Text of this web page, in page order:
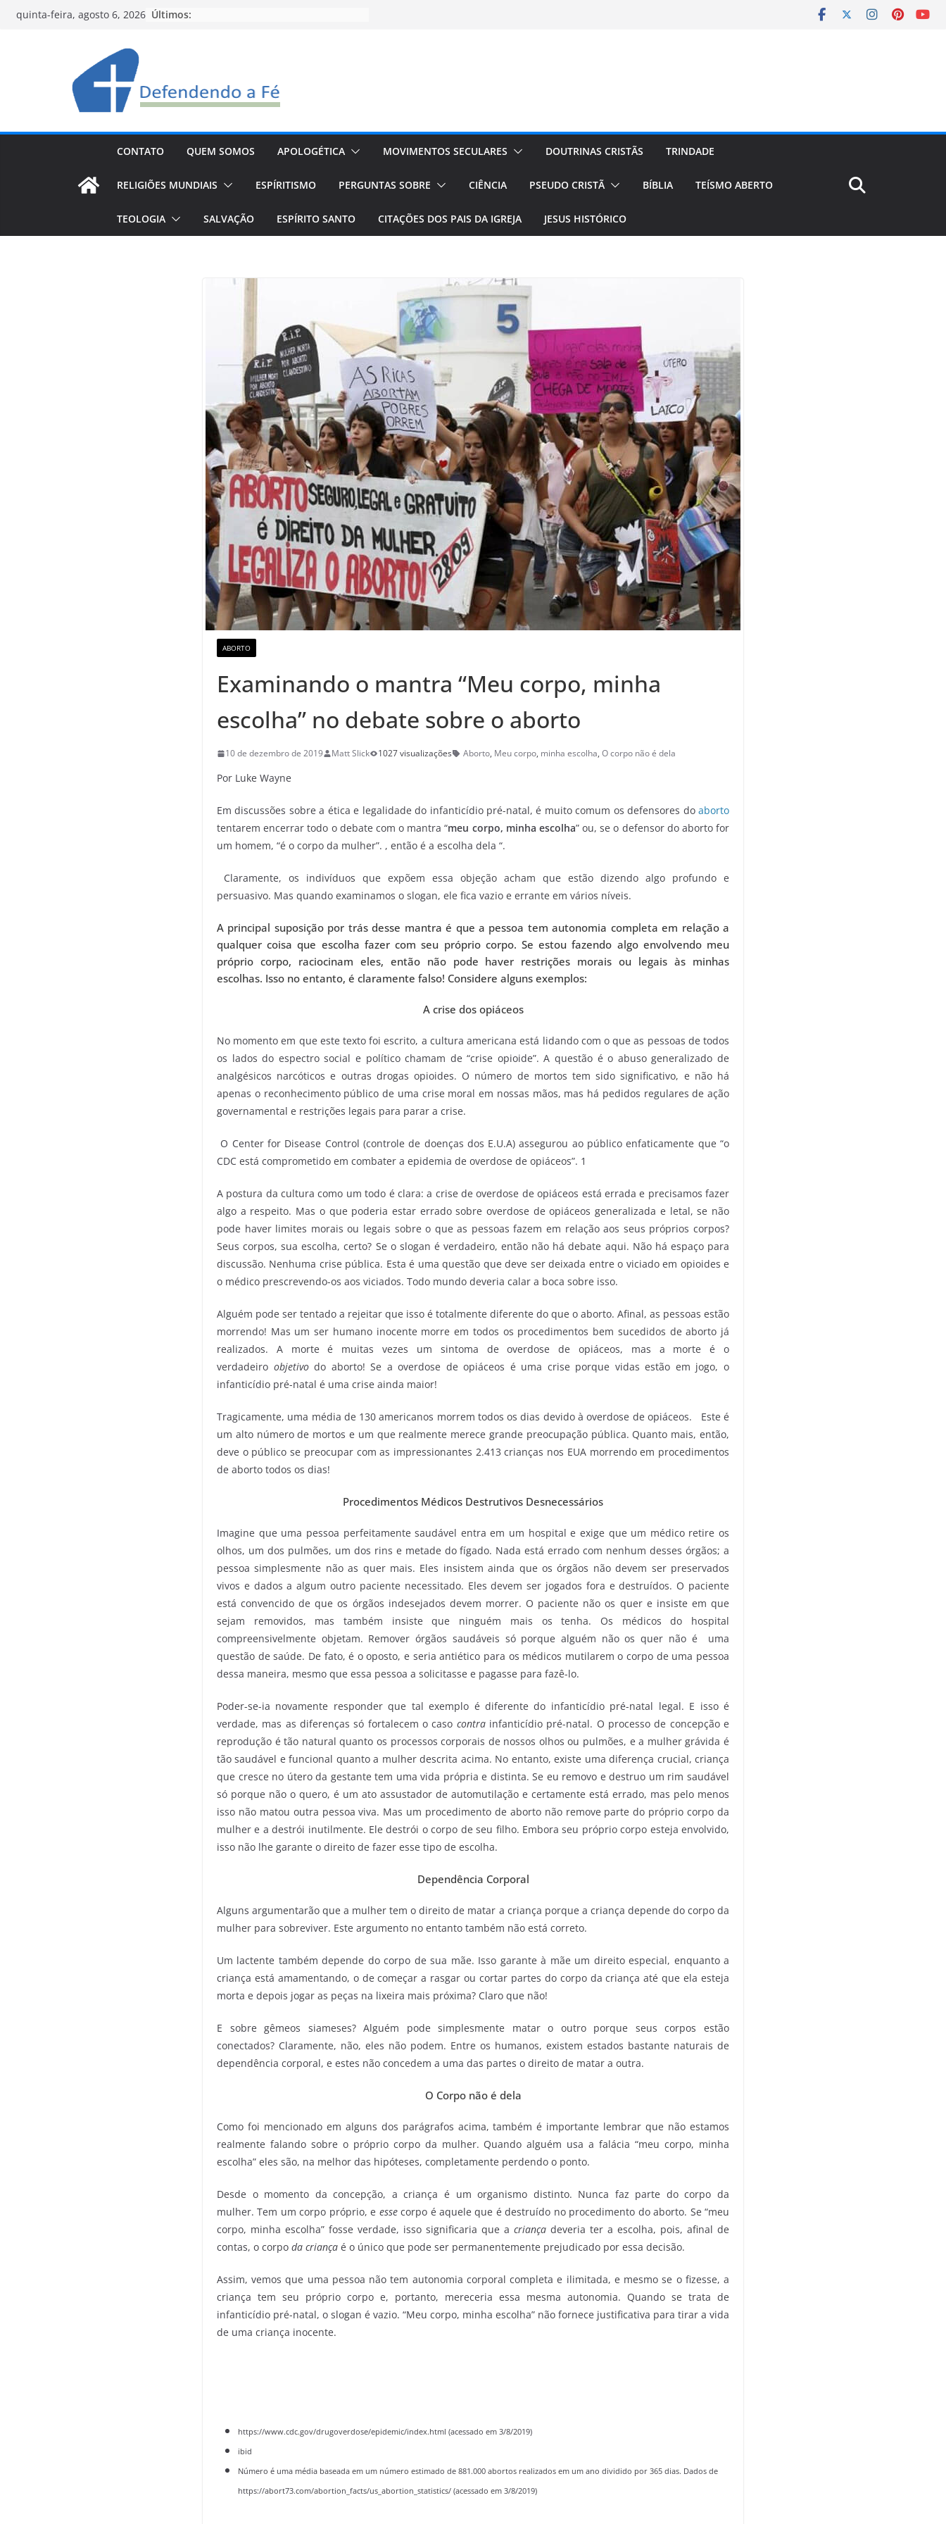
Pularquinta-feira, agosto 6, 2026 Últimos:
CONTATO QUEM SOMOS APOLOGÉTICA MOVIMENTOS SECULARES DOUTRINAS CRISTÃS TRINDADE
RELIGIÕES MUNDIAIS ESPÍRITISMO PERGUNTAS SOBRE CIÊNCIA PSEUDO CRISTÃ BÍBLIA TEÍSMO ABERTO
TEOLOGIA SALVAÇÃO ESPÍRITO SANTO CITAÇÕES DOS PAIS DA IGREJA JESUS HISTÓRICO
ABORTO
Examinando o mantra “Meu corpo, minha
escolha” no debate sobre o aborto
10 de dezembro de 2019 Matt Slick 1027 visualizações Aborto, Meu corpo, minha escolha, O corpo não é dela
Por Luke Wayne
Em discussões sobre a ética e legalidade do infanticídio pré-natal, é muito comum os defensores doaborto
tentarem encerrar todo o debate com o mantra “meu corpo, minha escolha” ou, se o defensor do aborto for
um homem, “é o corpo da mulher”. , então é a escolha dela “.
Claramente, os indivíduos que expõem essa objeção acham que estão dizendo algo profundo e
persuasivo. Mas quando examinamos o slogan, ele fica vazio e errante em vários níveis.
A principal suposição por trás desse mantra é que a pessoa tem autonomia completa em relação a
qualquer coisa que escolha fazer com seu próprio corpo. Se estou fazendo algo envolvendo meu
próprio corpo, raciocinam eles, então não pode haver restrições morais ou legais às minhas
escolhas. Isso no entanto, é claramente falso! Considere alguns exemplos:
A crise dos opiáceos
No momento em que este texto foi escrito, a cultura americana está lidando com o que as pessoas de todos
os lados do espectro social e político chamam de “crise opioide”. A questão é o abuso generalizado de
analgésicos narcóticos e outras drogas opioides. O número de mortos tem sido significativo, e não há
apenas o reconhecimento público de uma crise moral em nossas mãos, mas há pedidos regulares de ação
governamental e restrições legais para parar a crise.
O Center for Disease Control (controle de doenças dos E.U.A) assegurou ao público enfaticamente que “o
CDC está comprometido em combater a epidemia de overdose de opiáceos”. 1
A postura da cultura como um todo é clara: a crise de overdose de opiáceos está errada e precisamos fazer
algo a respeito. Mas o que poderia estar errado sobre overdose de opiáceos generalizada e letal, se não
pode haver limites morais ou legais sobre o que as pessoas fazem em relação aos seus próprios corpos?
Seus corpos, sua escolha, certo? Se o slogan é verdadeiro, então não há debate aqui. Não há espaço para
discussão. Nenhuma crise pública. Esta é uma questão que deve ser deixada entre o viciado em opioides e
o médico prescrevendo-os aos viciados. Todo mundo deveria calar a boca sobre isso.
Alguém pode ser tentado a rejeitar que isso é totalmente diferente do que o aborto. Afinal, as pessoas estão
morrendo! Mas um ser humano inocente morre em todos os procedimentos bem sucedidos de aborto já
realizados. A morte é muitas vezes um sintoma de overdose de opiáceos, mas a morte é o
verdadeiro objetivodo aborto! Se a overdose de opiáceos é uma crise porque vidas estão em jogo, o
infanticídio pré-natal é uma crise ainda maior!
Tragicamente, uma média de 130 americanos morrem todos os dias devido à overdose de opiáceos. Este é
um alto número de mortos e um que realmente merece grande preocupação pública. Quanto mais, então,
deve o público se preocupar com as impressionantes 2.413 crianças nos EUA morrendo em procedimentos
de aborto todos os dias!
Procedimentos Médicos Destrutivos Desnecessários
Imagine que uma pessoa perfeitamente saudável entra em um hospital e exige que um médico retire os
olhos, um dos pulmões, um dos rins e metade do fígado. Nada está errado com nenhum desses órgãos; a
pessoa simplesmente não as quer mais. Eles insistem ainda que os órgãos não devem ser preservados
vivos e dados a algum outro paciente necessitado. Eles devem ser jogados fora e destruídos. O paciente
está convencido de que os órgãos indesejados devem morrer. O paciente não os quer e insiste em que
sejam removidos, mas também insiste que ninguém mais os tenha. Os médicos do hospital
compreensivelmente objetam. Remover órgãos saudáveis ​​só porque alguém não os quer não é uma
questão de saúde. De fato, é o oposto, e seria antiético para os médicos mutilarem o corpo de uma pessoa
dessa maneira, mesmo que essa pessoa a solicitasse e pagasse para fazê-lo.
Poder-se-ia novamente responder que tal exemplo é diferente do infanticídio pré-natal legal. E isso é
verdade, mas as diferenças só fortalecem o caso contra infanticídio pré-natal. O processo de concepção e
reprodução é tão natural quanto os processos corporais de nossos olhos ou pulmões, e a mulher grávida é
tão saudável e funcional quanto a mulher descrita acima. No entanto, existe uma diferença crucial, criança
que cresce no útero da gestante tem uma vida própria e distinta. Se eu removo e destruo um rim saudável
só porque não o quero, é um ato assustador de automutilação e certamente está errado, mas pelo menos
isso não matou outra pessoa viva. Mas um procedimento de aborto não remove parte do próprio corpo da
mulher e a destrói inutilmente. Ele destrói o corpo de seu filho. Embora seu próprio corpo esteja envolvido,
isso não lhe garante o direito de fazer esse tipo de escolha.
Dependência Corporal
Alguns argumentarão que a mulher tem o direito de matar a criança porque a criança depende do corpo da
mulher para sobreviver. Este argumento no entanto também não está correto.
Um lactente também depende do corpo de sua mãe. Isso garante à mãe um direito especial, enquanto a
criança está amamentando, o de começar a rasgar ou cortar partes do corpo da criança até que ela esteja
morta e depois jogar as peças na lixeira mais próxima? Claro que não!
E sobre gêmeos siameses? Alguém pode simplesmente matar o outro porque seus corpos estão
conectados? Claramente, não, eles não podem. Entre os humanos, existem estados bastante naturais de
dependência corporal, e estes não concedem a uma das partes o direito de matar a outra.
O Corpo não é dela
Como foi mencionado em alguns dos parágrafos acima, também é importante lembrar que não estamos
realmente falando sobre o próprio corpo da mulher. Quando alguém usa a falácia “meu corpo, minha
escolha” eles são, na melhor das hipóteses, completamente perdendo o ponto.
Desde o momento da concepção, a criança é um organismo distinto. Nunca faz parte do corpo da
mulher. Tem um corpo próprio, e essecorpo é aquele que é destruído no procedimento do aborto. Se “meu
corpo, minha escolha” fosse verdade, isso significaria que a criança deveria ter a escolha, pois, afinal de
contas, o corpo da criança é o único que pode ser permanentemente prejudicado por essa decisão.
Assim, vemos que uma pessoa não tem autonomia corporal completa e ilimitada, e mesmo se o fizesse, a
criança tem seu próprio corpo e, portanto, mereceria essa mesma autonomia. Quando se trata de
infanticídio pré-natal, o slogan é vazio. “Meu corpo, minha escolha” não fornece justificativa para tirar a vida
de uma criança inocente.
https://www.cdc.gov/drugoverdose/epidemic/index.html (acessado em 3/8/2019)
ibid
Número é uma média baseada em um número estimado de 881.000 abortos realizados em um ano dividido por 365 dias. Dados de
https://abort73.com/abortion_facts/us_abortion_statistics/ (acessado em 3/8/2019)